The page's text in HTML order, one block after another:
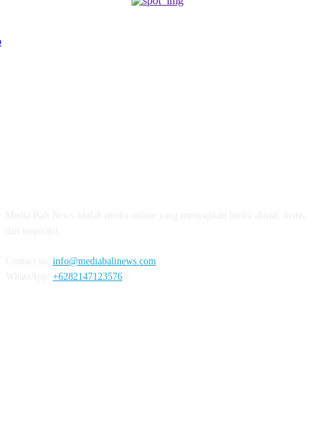
info@mediabalinews.com
+6282147123576